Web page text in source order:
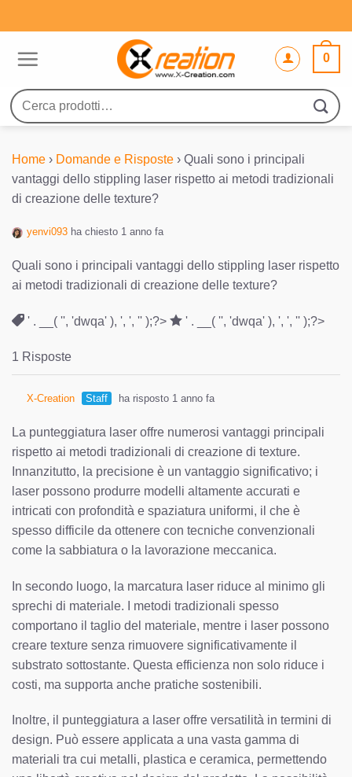
ai
0
Cerca:
Home › Domande e Risposte › Quali sono i principali
vantaggi dello stippling laser rispetto ai metodi tradizionali
di creazione delle texture?
yenvi093 ha chiesto 1 anno fa
Quali sono i principali vantaggi dello stippling laser rispetto
ai metodi tradizionali di creazione delle texture?
' . __( '', 'dwqa' ), ', ', '' );?> ' . __( '', 'dwqa' ), ', ', '' );?>
1 Risposte
X-Creation Staff ha risposto 1 anno fa
La punteggiatura laser offre numerosi vantaggi principali
rispetto ai metodi tradizionali di creazione di texture.
Innanzitutto, la precisione è un vantaggio significativo; i
laser possono produrre modelli altamente accurati e
intricati con profondità e spaziatura uniformi, il che è
spesso difficile da ottenere con tecniche convenzionali
come la sabbiatura o la lavorazione meccanica.
In secondo luogo, la marcatura laser riduce al minimo gli
sprechi di materiale. I metodi tradizionali spesso
comportano il taglio del materiale, mentre i laser possono
creare texture senza rimuovere significativamente il
substrato sottostante. Questa efficienza non solo riduce i
costi, ma supporta anche pratiche sostenibili.
Inoltre, il punteggiatura a laser offre versatilità in termini di
design. Può essere applicata a una vasta gamma di
materiali tra cui metalli, plastica e ceramica, permettendo